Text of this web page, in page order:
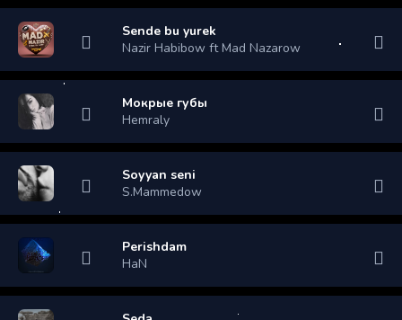
Sende bu yurek
Nazir Habibow ft Mad Nazarow
Мокрые губы
Hemraly
Soyyan seni
S.Mammedow
Perishdam
HaN